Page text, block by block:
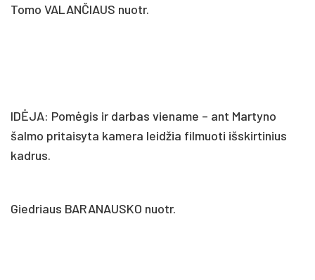
Tomo VALANČIAUS nuotr.
IDĖJA: Pomėgis ir darbas viename – ant Martyno
šalmo pritaisyta kamera leidžia filmuoti išskirtinius
kadrus.
Giedriaus BARANAUSKO nuotr.